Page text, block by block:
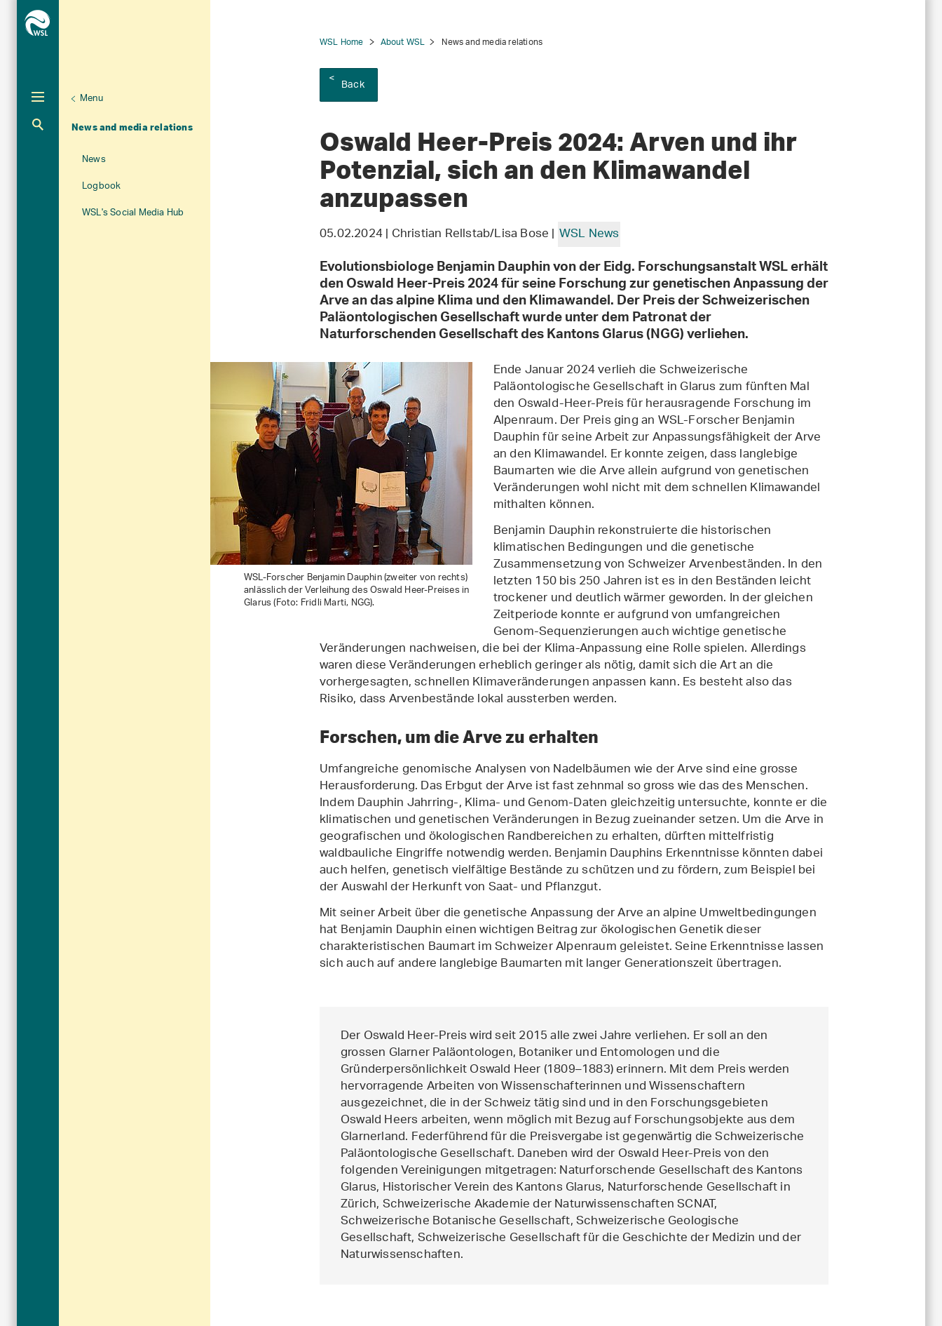
About WSL
Unternavigation
Menu
News and media relations
Aktuelle Navigation
News
Logbook
WSL's Social Media Hub
WSL Home About WSL News and media relations
Back
Oswald Heer-Preis 2024: Arven und ihr
Potenzial, sich an den Klimawandel
anzupassen
05.02.2024 | Christian Rellstab/Lisa Bose | WSL News
Evolutionsbiologe Benjamin Dauphin von der Eidg. Forschungsanstalt WSL erhält
den Oswald Heer-Preis 2024 für seine Forschung zur genetischen Anpassung der
Arve an das alpine Klima und den Klimawandel. Der Preis der Schweizerischen
Paläontologischen Gesellschaft wurde unter dem Patronat der
Naturforschenden Gesellschaft des Kantons Glarus (NGG) verliehen.
WSL-Forscher Benjamin Dauphin (zweiter von rechts)
anlässlich der Verleihung des Oswald Heer-Preises in
Glarus (Foto: Fridli Marti, NGG).
Ende Januar 2024 verlieh die Schweizerische
Paläontologische Gesellschaft in Glarus zum fünften Mal
den Oswald-Heer-Preis für herausragende Forschung im
Alpenraum. Der Preis ging an WSL-Forscher Benjamin
Dauphin für seine Arbeit zur Anpassungsfähigkeit der Arve
an den Klimawandel. Er konnte zeigen, dass langlebige
Baumarten wie die Arve allein aufgrund von genetischen
Veränderungen wohl nicht mit dem schnellen Klimawandel
mithalten können.
Benjamin Dauphin rekonstruierte die historischen
klimatischen Bedingungen und die genetische
Zusammensetzung von Schweizer Arvenbeständen. In den
letzten 150 bis 250 Jahren ist es in den Beständen leicht
trockener und deutlich wärmer geworden. In der gleichen
Zeitperiode konnte er aufgrund von umfangreichen
Genom-Sequenzierungen auch wichtige genetische
Veränderungen nachweisen, die bei der Klima-Anpassung eine Rolle spielen. Allerdings
waren diese Veränderungen erheblich geringer als nötig, damit sich die Art an die
vorhergesagten, schnellen Klimaveränderungen anpassen kann. Es besteht also das
Risiko, dass Arvenbestände lokal aussterben werden.
Forschen, um die Arve zu erhalten
Umfangreiche genomische Analysen von Nadelbäumen wie der Arve sind eine grosse
Herausforderung. Das Erbgut der Arve ist fast zehnmal so gross wie das des Menschen.
Indem Dauphin Jahrring-, Klima- und Genom-Daten gleichzeitig untersuchte, konnte er die
klimatischen und genetischen Veränderungen in Bezug zueinander setzen. Um die Arve in
geografischen und ökologischen Randbereichen zu erhalten, dürften mittelfristig
waldbauliche Eingriffe notwendig werden. Benjamin Dauphins Erkenntnisse könnten dabei
auch helfen, genetisch vielfältige Bestände zu schützen und zu fördern, zum Beispiel bei
der Auswahl der Herkunft von Saat- und Pflanzgut.
Mit seiner Arbeit über die genetische Anpassung der Arve an alpine Umweltbedingungen
hat Benjamin Dauphin einen wichtigen Beitrag zur ökologischen Genetik dieser
charakteristischen Baumart im Schweizer Alpenraum geleistet. Seine Erkenntnisse lassen
sich auch auf andere langlebige Baumarten mit langer Generationszeit übertragen.
Der Oswald Heer-Preis wird seit 2015 alle zwei Jahre verliehen. Er soll an den
grossen Glarner Paläontologen, Botaniker und Entomologen und die
Gründerpersönlichkeit Oswald Heer (1809–1883) erinnern. Mit dem Preis werden
hervorragende Arbeiten von Wissenschafterinnen und Wissenschaftern
ausgezeichnet, die in der Schweiz tätig sind und in den Forschungsgebieten
Oswald Heers arbeiten, wenn möglich mit Bezug auf Forschungsobjekte aus dem
Glarnerland. Federführend für die Preisvergabe ist gegenwärtig die Schweizerische
Paläontologische Gesellschaft. Daneben wird der Oswald Heer-Preis von den
folgenden Vereinigungen mitgetragen: Naturforschende Gesellschaft des Kantons
Glarus, Historischer Verein des Kantons Glarus, Naturforschende Gesellschaft in
Zürich, Schweizerische Akademie der Naturwissenschaften SCNAT,
Schweizerische Botanische Gesellschaft, Schweizerische Geologische
Gesellschaft, Schweizerische Gesellschaft für die Geschichte der Medizin und der
Naturwissenschaften.